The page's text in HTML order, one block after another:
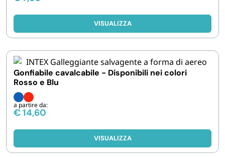
VISUALIZZA
Gonfiabile cavalcabile - Disponibili nei colori
Rosso e Blu
a partire da:
€14,60
VISUALIZZA